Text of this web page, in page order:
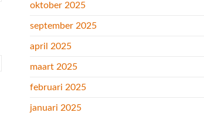
oktober 2025
september 2025
april 2025
maart 2025
februari 2025
januari 2025